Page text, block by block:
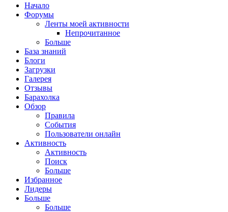
Начало
Форумы
Ленты моей активности
Непрочитанное
Больше
База знаний
Блоги
Загрузки
Галерея
Отзывы
Барахолка
Обзор
Правила
События
Пользователи онлайн
Активность
Активность
Поиск
Больше
Избранное
Лидеры
Больше
Больше